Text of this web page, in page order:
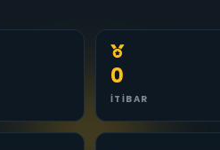
0
İTIBAR